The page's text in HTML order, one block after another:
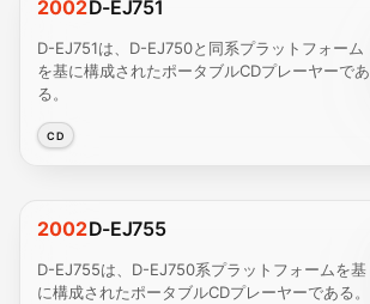
2002D-EJ751
D-EJ751は、D-EJ750と同系プラットフォーム
を基に構成されたポータブルCDプレーヤーであ
る。
CD
2002D-EJ755
D-EJ755は、D-EJ750系プラットフォームを基
に構成されたポータブルCDプレーヤーである。